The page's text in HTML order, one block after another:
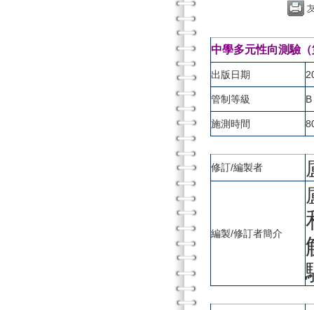
中學多元性向測驗
出版日期
管制等級 B
施測時間
修訂/編製者
編製/修訂者簡介